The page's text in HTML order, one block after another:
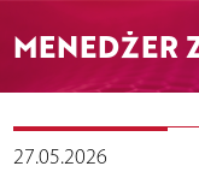
MENEDŻER
27.05.2026